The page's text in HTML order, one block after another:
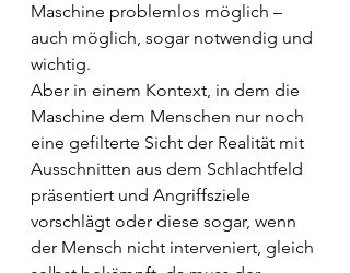
Maschine problemlos möglich –
auch möglich, sogar notwendig und
wichtig.
Aber in einem Kontext, in dem die
Maschine dem Menschen nur noch
eine gefilterte Sicht der Realität mit
Ausschnitten aus dem Schlachtfeld
präsentiert und Angriffsziele
vorschlägt oder diese sogar, wenn
der Mensch nicht interveniert, gleich